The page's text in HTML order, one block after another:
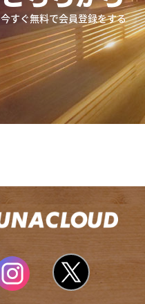
今すぐ無料で会員登録をする